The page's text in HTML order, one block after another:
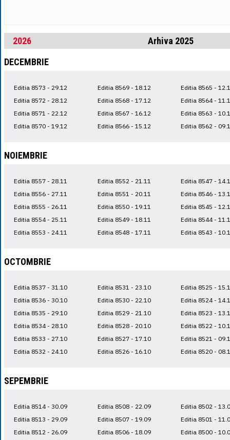
2026
Arhiva 2025
DECEMBRIE
Editia 8573 - 29.12
Editia 8572 - 28.12
Editia 8571 - 22.12
Editia 8570 - 19.12
Editia 8569 - 18.12
Editia 8568 - 17.12
Editia 8567 - 16.12
Editia 8566 - 15.12
Editia 8565 -
Editia 8564 -
Editia 8563 -
Editia 8562 -
NOIEMBRIE
Editia 8557 - 28.11
Editia 8556 - 27.11
Editia 8555 - 26.11
Editia 8554 - 25.11
Editia 8553 - 24.11
Editia 8552 - 21.11
Editia 8551 - 20.11
Editia 8550 - 19.11
Editia 8549 - 18.11
Editia 8548 - 17.11
Editia 8547 -
Editia 8546 -
Editia 8545 -
Editia 8544 -
Editia 8543 -
OCTOMBRIE
Editia 8537 - 31.10
Editia 8536 - 30.10
Editia 8535 - 29.10
Editia 8534 - 28.10
Editia 8533 - 27.10
Editia 8532 - 24.10
Editia 8531 - 23.10
Editia 8530 - 22.10
Editia 8529 - 21.10
Editia 8528 - 20.10
Editia 8527 - 17.10
Editia 8526 - 16.10
Editia 8525 -
Editia 8524 -
Editia 8523 -
Editia 8522 -
Editia 8521 -
Editia 8520 -
SEPEMBRIE
Editia 8514 - 30.09
Editia 8513 - 29.09
Editia 8512 - 26.09
Editia 8508 - 22.09
Editia 8507 - 19.09
Editia 8506 - 18.09
Editia 8502 -
Editia 8501 -
Editia 8500 -